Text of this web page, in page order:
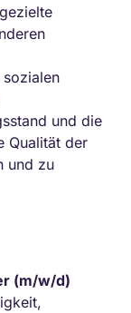
und die
Qualität der
und zu
(m/w/d)